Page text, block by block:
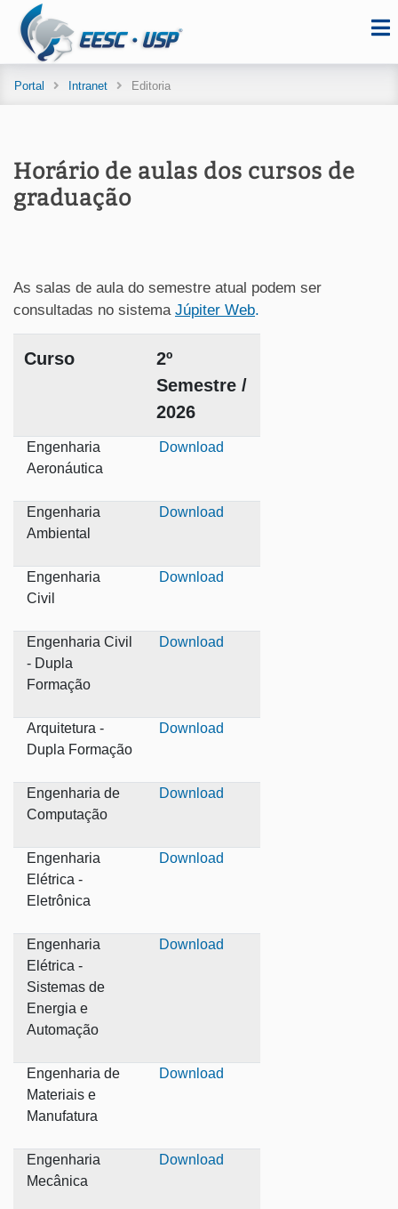
Portal Intranet Editoria
Horário de aulas dos cursos de
graduação
As salas de aula do semestre atual podem ser
consultadas no sistema Júpiter Web.
Curso
2º
Semestre /
2026
Engenharia
Aeronáutica
Download
Engenharia
Ambiental
Download
Engenharia
Civil
Download
Engenharia Civil
- Dupla
Formação
Download
Arquitetura -
Dupla Formação
Download
Engenharia de
Computação
Download
Engenharia
Elétrica -
Eletrônica
Download
Engenharia
Elétrica -
Sistemas de
Energia e
Automação
Download
Engenharia de
Materiais e
Manufatura
Download
Engenharia
Mecânica
Download